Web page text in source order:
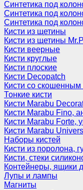
Синтетика под
Синтетика под
Синтетика под
Кисти из щетины
Кисти из щетины
Кисти веерные
Кисти круглые
Кисти плоские
Кисти Decopatch
Кисти со
Тонкие кисти
Кисти Marabu
Кисти Marabu Fino,
Кисти Marabu Forte,
Кисти Marabu
Наборы кистей
Кисти из поролона,
Кисти, стеки
Контейнеры, ящики
Лупы и лампы
Магниты